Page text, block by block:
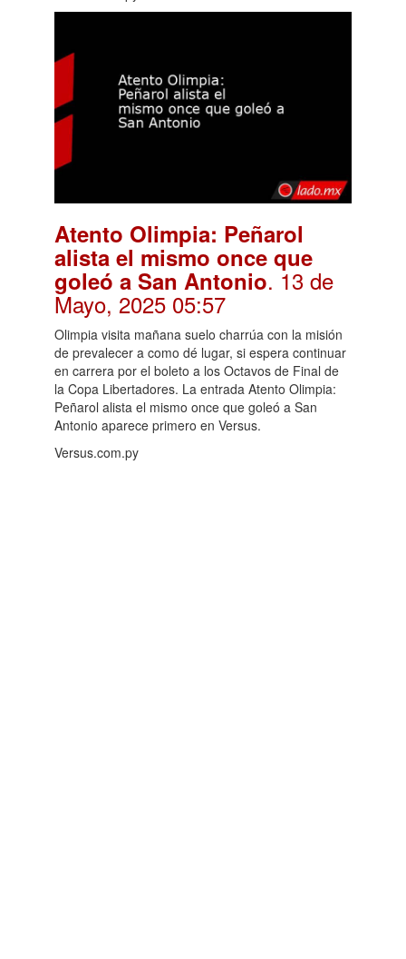
Atento Olimpia: Peñarol
alista el mismo once que
goleó a San Antonio. 13 de
Mayo, 2025 05:57
Olimpia visita mañana suelo charrúa con la misión
de prevalecer a como dé lugar, si espera continuar
en carrera por el boleto a los Octavos de Final de
la Copa Libertadores. La entrada Atento Olimpia:
Peñarol alista el mismo once que goleó a San
Antonio aparece primero en Versus.
Versus.com.py